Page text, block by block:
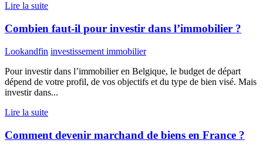
Lire la suite
Combien faut-il pour investir dans l’immobilier ?
Lookandfin investissement immobilier
Pour investir dans l’immobilier en Belgique, le budget de départ
dépend de votre profil, de vos objectifs et du type de bien visé. Mais
investir dans...
Lire la suite
Comment devenir marchand de biens en France ?